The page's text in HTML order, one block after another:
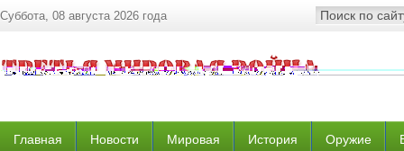
Суббота, 08 августа 2026 года
Главная Новости Мировая История Оружие